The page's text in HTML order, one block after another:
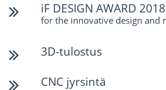
iF DESIGN AWARD 2018
for the innovative design and
3D-tulostus
CNC jyrsintä